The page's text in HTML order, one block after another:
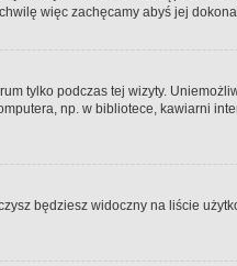
więc zachęcamy abyś jej
tylko podczas tej wizyty.
np. w bibliotece, kawiarni
będziesz widoczny na liście